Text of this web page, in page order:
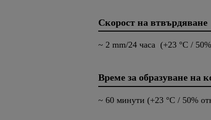
Скорост на втвърдяване
~ 2 mm/24 часа (+23 °C /
Време за образуване на
~ 60 минути (+23 °C / 50%